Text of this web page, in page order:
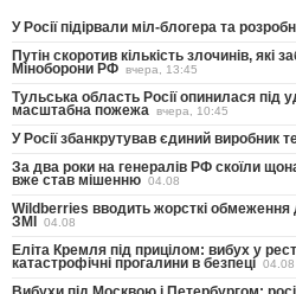
У Росії підірвали міл-блогера та
Путін скоротив кількість злочинів, які
Міноборони РФ вчера, 13:45
Тульська область Росії опинилася під
масштабна пожежа вчера, 10:45
У Росії збанкрутував єдиний виробник
За два роки на генералів РФ скоїли
вже став мішенню 04.08
Wildberries вводить жорсткі обмеження
ЗМІ 04.08
Еліта Кремля під прицілом: вибух у
катастрофічні прогалини в безпеці 04.08